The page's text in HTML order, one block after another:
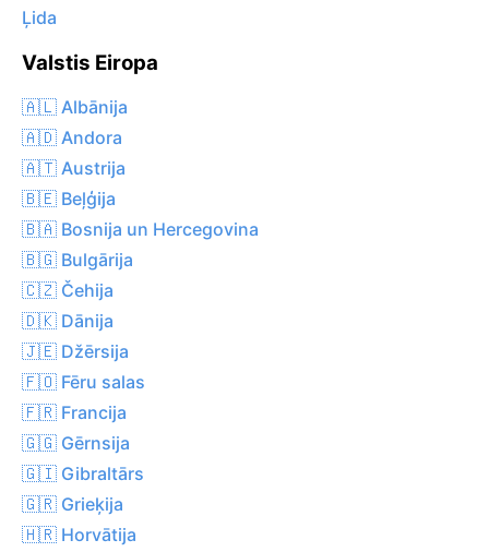
Ļida
Valstis Eiropa
🇦🇱 Albānija
🇦🇩 Andora
🇦🇹 Austrija
🇧🇪 Beļģija
🇧🇦 Bosnija un Hercegovina
🇧🇬 Bulgārija
🇨🇿 Čehija
🇩🇰 Dānija
🇯🇪 Džērsija
🇫🇴 Fēru salas
🇫🇷 Francija
🇬🇬 Gērnsija
🇬🇮 Gibraltārs
🇬🇷 Grieķija
🇭🇷 Horvātija